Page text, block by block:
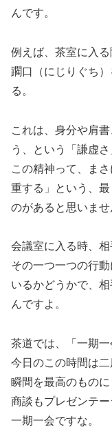
んです。
例えば、茶室に入る
躙口（にじりぐち
る。
これは、身分や肩
う、という「謙虚さ
この精神って、ま
重する」という、
のがあると思いませ
会議室に入る時、相
その一つ一つの行
いるかどうかで、
んですよ。
茶道では、「一期一
今日のこの時間は
瞬間を最高のものに
商談もプレゼンテ
一期一会ですな。